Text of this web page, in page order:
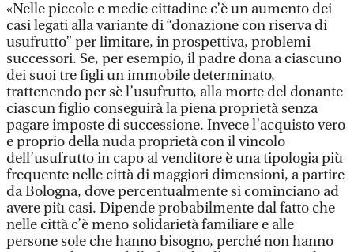
«Nelle piccole e medie cittadine c’è un aumento dei
casi legati alla variante di “donazione con riserva di
usufrutto” per limitare, in prospettiva, problemi
successori. Se, per esempio, il padre dona a ciascuno
dei suoi tre figli un immobile determinato,
trattenendo per sè l’usufrutto, alla morte del donante
ciascun figlio conseguirà la piena proprietà senza
pagare imposte di successione. Invece l’acquisto vero
e proprio della nuda proprietà con il vincolo
dell’usufrutto in capo al venditore è una tipologia più
frequente nelle città di maggiori dimensioni, a partire
da Bologna, dove percentualmente si cominciano ad
avere più casi. Dipende probabilmente dal fatto che
nelle città c’è meno solidarietà familiare e alle
persone sole che hanno bisogno, perché non hanno